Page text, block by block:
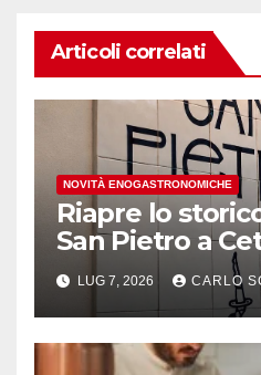
Articoli correlati
NOVITÀ ENOGASTRONOMICHE
Riapre lo
San Pietro a
gruppo
LUG 7, 2026 CARLO